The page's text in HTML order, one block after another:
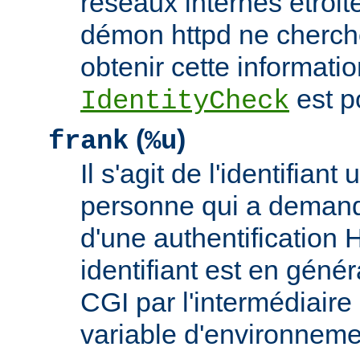
démon httpd ne
obtenir cette
IdentityCheck est
frank (%u)
Il s'agit de l'identifiant
personne qui a
d'une authentification
identifiant est en
CGI par
variable